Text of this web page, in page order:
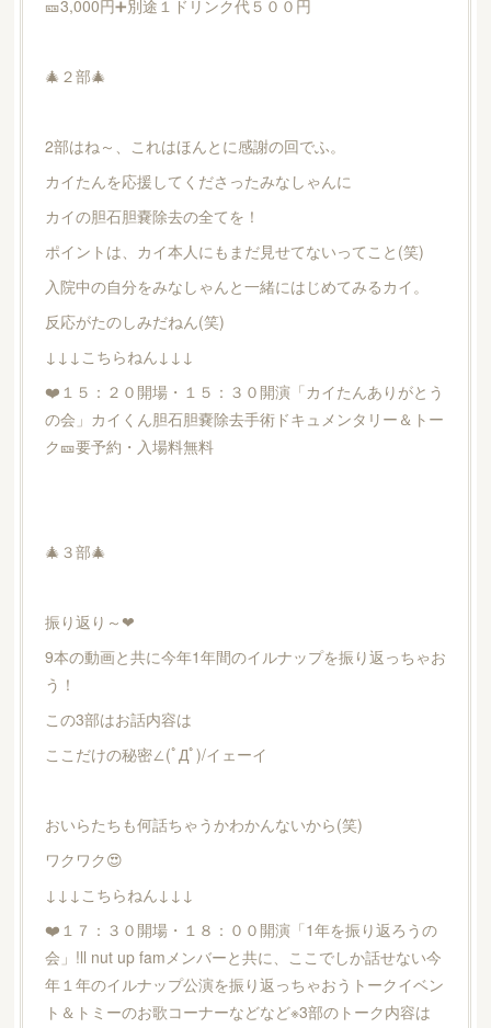
🎫3,000円➕別途１ドリンク代５００円
🎄２部🎄
2部はね～、これはほんとに感謝の回でふ。
カイたんを応援してくださったみなしゃんに
カイの胆石胆嚢除去の全てを！
ポイントは、カイ本人にもまだ見せてないってこと(笑)
入院中の自分をみなしゃんと一緒にはじめてみるカイ。
反応がたのしみだねん(笑)
↓↓↓こちらねん↓↓↓
❤️１５：２０開場・１５：３０開演「カイたんありがとう
の会」カイくん胆石胆嚢除去手術ドキュメンタリー＆トー
ク🎫要予約・入場料無料
🎄３部🎄
振り返り～❤
9本の動画と共に今年1年間のイルナップを振り返っちゃお
う！
この3部はお話内容は
ここだけの秘密∠(ﾟДﾟ)/イェーイ
おいらたちも何話ちゃうかわかんないから(笑)
ワクワク😍
↓↓↓こちらねん↓↓↓
❤️１７：３０開場・１８：００開演「1年を振り返ろうの
会」!ll nut up famメンバーと共に、ここでしか話せない今
年１年のイルナップ公演を振り返っちゃおうトークイベン
ト＆トミーのお歌コーナーなどなど※3部のトーク内容は